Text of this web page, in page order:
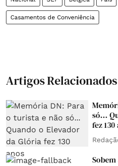
Casamentos de Conveniência
Artigos Relacionados
só...
fez